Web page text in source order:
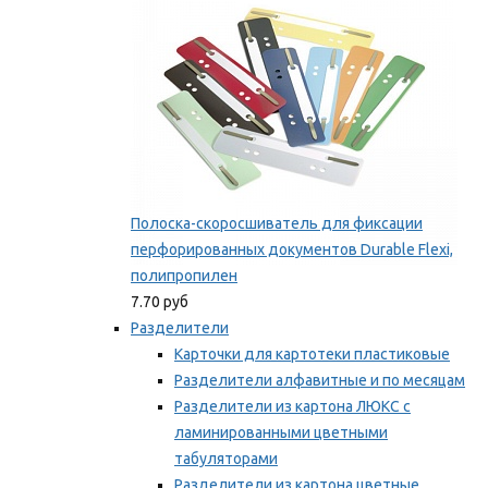
Полоска-скоросшиватель для фиксации
перфорированных документов Durable Flexi,
полипропилен
7.70 руб
Разделители
Карточки для картотеки пластиковые
Разделители алфавитные и по месяцам
Разделители из картона ЛЮКС с
ламинированными цветными
табуляторами